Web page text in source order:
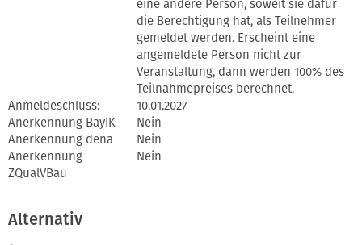
eine andere Person, soweit sie dafür
die Berechtigung hat, als Teilnehmer
gemeldet werden. Erscheint eine
angemeldete Person nicht zur
Veranstaltung, dann werden 100% des
Teilnahmepreises berechnet.
Anmeldeschluss:
10.01.2027
Anerkennung BayIK
Nein
Anerkennung dena
Nein
Anerkennung
ZQualVBau
Nein
Alternativ